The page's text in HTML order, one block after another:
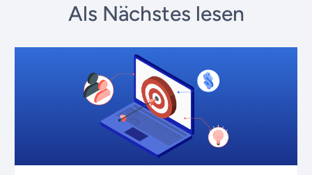
Als Nächstes lesen